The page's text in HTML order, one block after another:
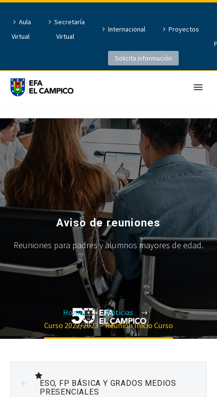
Aula
Virtual
Secretaría
Virtual
Internacional
Proyectos
Solicita información
Aviso de reuniones
Reuniones para padres y alumnos mayores de edad.
Home
Noticias
Curso 2022/2023 – Reunión Inicio Curso
ESO, FP BÁSICA Y GRADOS MEDIOS
PRESENCIALES